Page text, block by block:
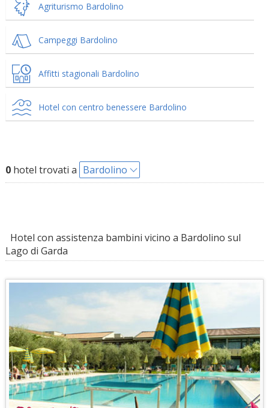
Agriturismo Bardolino
Campeggi Bardolino
Affitti stagionali Bardolino
Hotel con centro benessere Bardolino
0hotel trovati a Bardolino
Hotel con assistenza bambini vicino a Bardolino sul
Lago di Garda